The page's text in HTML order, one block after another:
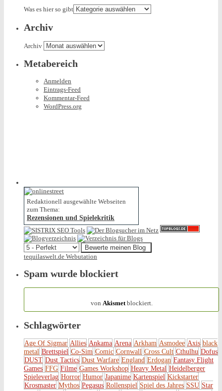
Was es hier so gibt
Archiv
Archiv
Metabereich
Anmelden
Eintrags-Feed
Kommentar-Feed
WordPress.org
Redaktionell ausgewählte Webseiten
zum Thema:
Rezensionen und Spielekritik
tequilaswelt.de Webutation
Spam wurde blockiert
von Akismetblockiert.
Schlagwörter
Age Of Sigmar Allies Ankama Arena Arkham Asmodee Axis black
metal Brettspiel Co-Sim Comic Cornwall Cross Cult Cthulhu Dofus
DUST Dust Tactics Dust Warfare England Erdogan Fantasy Flight
Games FFG Filme Games Workshop Heavy Metal Heidelberger
Spieleverlag Horror Humor Japanime Kartenspiel Kickstarter
Krosmaster Mythos Pegasus Rollenspiel Spiel des Jahres SSU Star